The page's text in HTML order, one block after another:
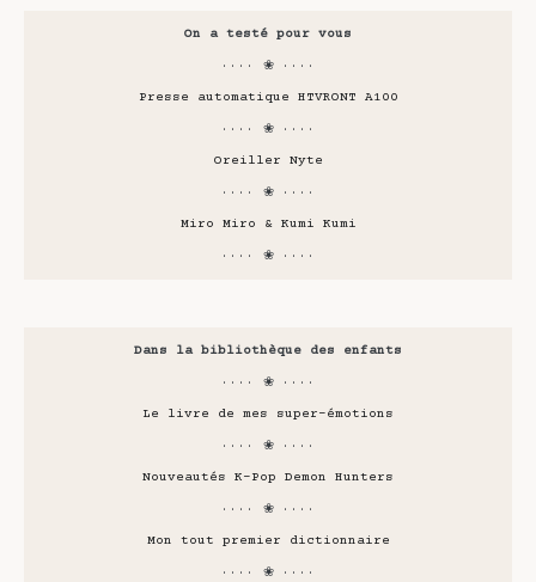
On a testé pour vous
···· ❀ ····
Presse automatique HTVRONT A100
···· ❀ ····
Oreiller Nyte
···· ❀ ····
Miro Miro & Kumi Kumi
···· ❀ ····
Dans la bibliothèque des enfants
···· ❀ ····
Le livre de mes super-émotions
···· ❀ ····
Nouveautés K-Pop Demon Hunters
···· ❀ ····
Mon tout premier dictionnaire
···· ❀ ····